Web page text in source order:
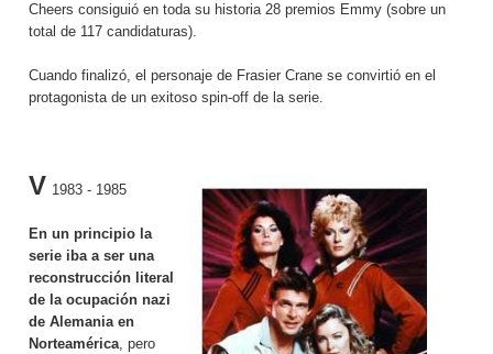
Cheers consiguió en toda su historia 28 premios Emmy (sobre un
total de 117 candidaturas).
Cuando finalizó, el personaje de Frasier Crane se convirtió en el
protagonista de un exitoso spin-off de la serie.
V 1983 - 1985
En un principio la
serie iba a ser una
reconstrucción literal
de la ocupación nazi
de Alemania en
Norteamérica, pero